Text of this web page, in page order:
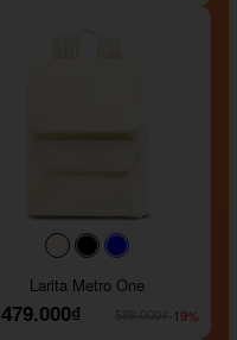
#faf0e6#000000
Larita Metro One
479.000₫
-19%